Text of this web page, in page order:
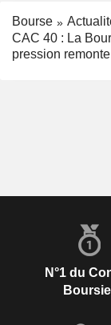
Bourse
CAC 40 : La
pression
N°1 du